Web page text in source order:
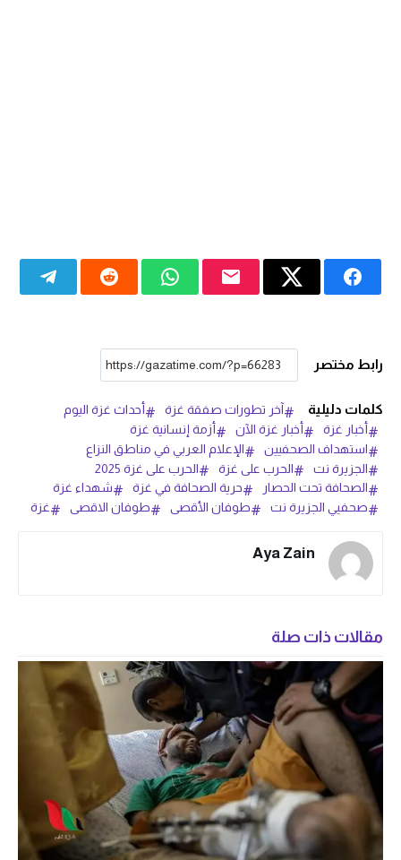
رابط مختصر
كلمات دليلية آخر تطورات صفقة غزة
أحداث غزة اليوم
أخبار غزة
أخبار غزة الآن
أزمة إنسانية غزة
استهداف الصحفيين
الإعلام العربي في مناطق النزاع
الجزيرة نت
الحرب على غزة
الحرب على غزة 2025
الصحافة تحت الحصار
حرية الصحافة في غزة
شهداء غزة
صحفيي الجزيرة نت
طوفان الأقصى طوفان الاقصى غزة
Aya Zain
مقالات ذات صلة